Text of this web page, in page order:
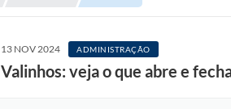
13 NOV 2024 ADMINISTRAÇÃO
Valinhos: veja o que abre e